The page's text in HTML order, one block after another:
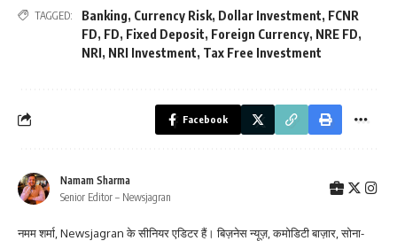
TAGGED: Banking, Currency Risk, Dollar Investment, FCNR
FD, FD, Fixed Deposit, Foreign Currency, NRE FD,
NRI, NRI Investment, Tax Free Investment
Facebook
Namam Sharma
Senior Editor – Newsjagran
नमम शर्मा, Newsjagran के सीनियर एडिटर हैं। बिज़नेस न्यूज़, कमोडिटी बाज़ार, सोना-